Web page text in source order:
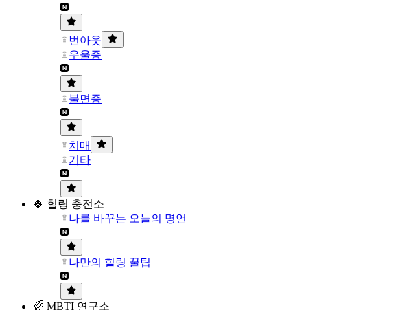
번아웃
우울증
불면증
치매
기타
🍀 힐링 충전소
나를 바꾸는 오늘의 명언
나만의 힐링 꿀팁
🌈 MBTI 연구소